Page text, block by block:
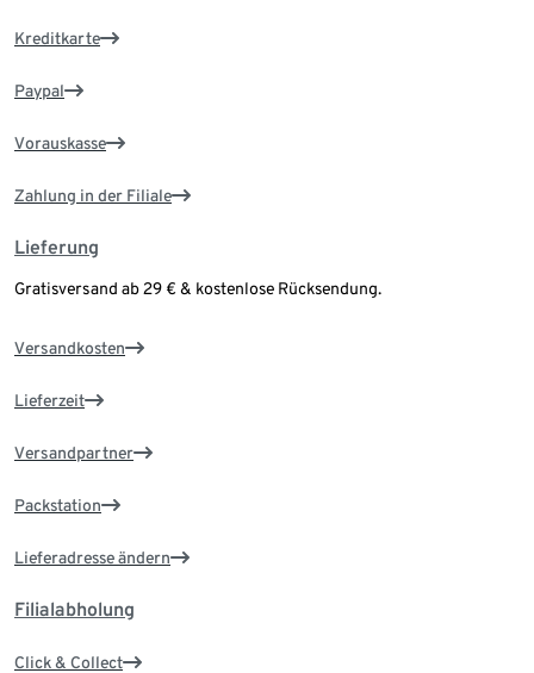
Kreditkarte
Paypal
Vorauskasse
Zahlung in der Filiale
Lieferung
Gratisversand ab 29 € & kostenlose Rücksendung.
Versandkosten
Lieferzeit
Versandpartner
Packstation
Lieferadresse ändern
Filialabholung
Click & Collect